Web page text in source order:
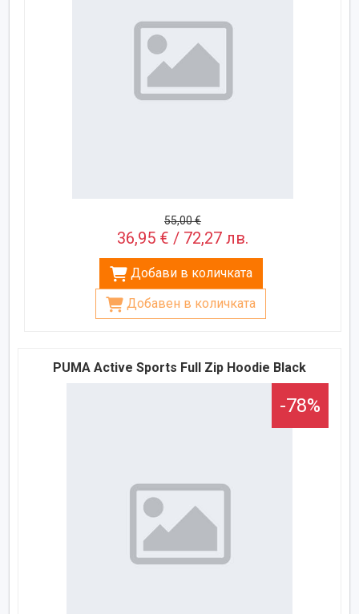
55,00 €
36,95 € / 72,27 лв.
Добави в количката
Добавен в количката
PUMA Active Sports Full Zip Hoodie Black
-78%